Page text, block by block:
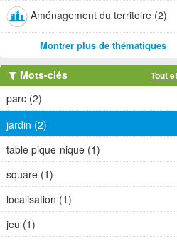
Aménagement du territoire (2)
Montrer plus de thématiques
Mots-clés Tout
parc (2)
jardin (2)
table pique-nique (1)
square (1)
localisation (1)
jeu (1)